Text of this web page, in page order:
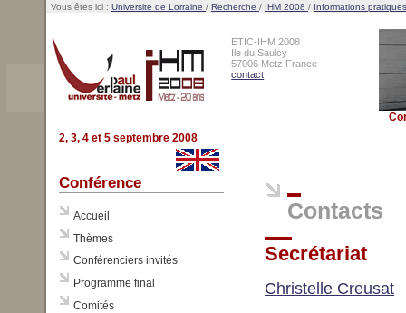
Vous êtes ici : Universite de Lorraine / Recherche / IHM 2008 / Informations pratiques
ETIC-IHM 2008
Ile du Saulcy
57006 Metz France
contact
2, 3, 4 et 5 septembre 2008
Conférence
Accueil
Thèmes
Conférenciers invités
Programme final
Comités
Contacts
Secrétariat
Christelle Creusat